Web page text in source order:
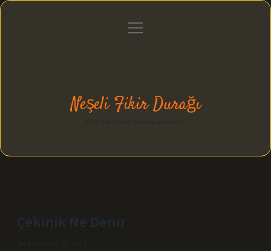
Gizlilik Politikası
menüyü
Neşeli Fikir Durağı
Çekinik Ne Denir
Tarih: Ağustos 26, 2025